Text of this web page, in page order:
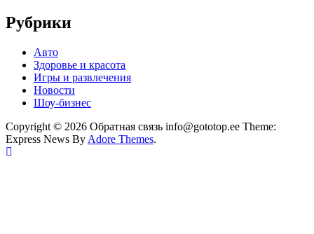
Рубрики
Авто
Здоровье и красота
Игры и развлечения
Новости
Шоу-бизнес
Copyright © 2026 Обратная связь info@gototop.ee Theme:
Express News By Adore Themes.